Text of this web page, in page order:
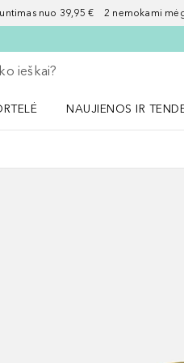
nuo 39,95 € 2 nemokami
NAUJIENOS IR